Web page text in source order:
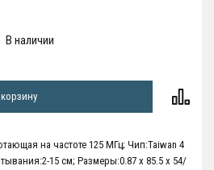
В наличии
на частоте 125 МГц; Чип:Taiwan 4
15 см; Размеры:0.87 x 85.5 x 54/